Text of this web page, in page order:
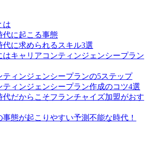
は
代に起こる事態
代に求められるスキル3選
はキャリアコンティンジェンシープラン
ティンジェンシープランの5ステップ
ティンジェンシープラン作成のコツ4選
代だからこそフランチャイズ加盟がおす
態が起こりやすい予測不能な時代！